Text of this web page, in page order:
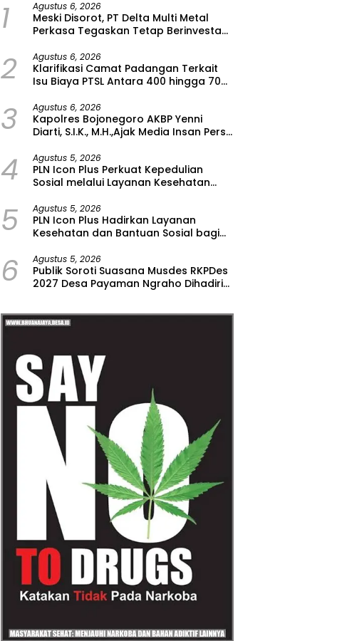
1 Agustus 6, 2026
Meski Disorot, PT Delta Multi Metal
Perkasa Tegaskan Tetap Berinvestasi
2 Agustus 6, 2026
Klarifikasi Camat Padangan Terkait
Isu Biaya PTSL Antara 400 hingga 700
3 Agustus 6, 2026
Kapolres Bojonegoro AKBP Yenni
Diarti, S.I.K., M.H.,Ajak Media Insan Pers
4 Agustus 5, 2026
PLN Icon Plus Perkuat Kepedulian
Sosial melalui Layanan Kesehatan
Lansia di Malang
5 Agustus 5, 2026
PLN Icon Plus Hadirkan Layanan
Kesehatan dan Bantuan Sosial bagi
6 Agustus 5, 2026
Publik Soroti Suasana Musdes RKPDes
2027 Desa Payaman Ngraho Dihadiri